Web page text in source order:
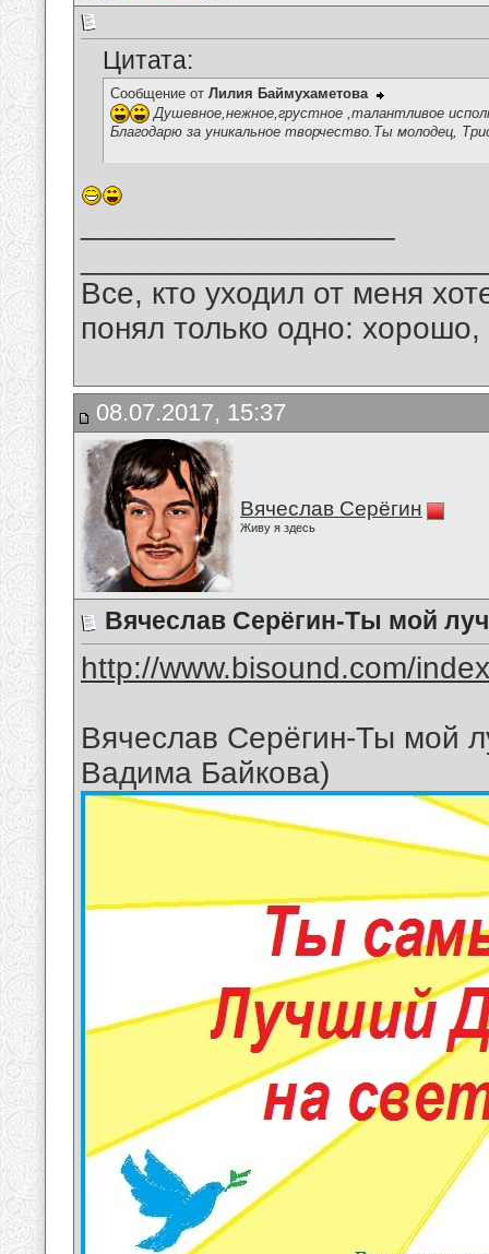
Цитата:
Сообщение от Лилия Баймухаметова
Душевное,нежное,грустное ,талантливое
Благодарю за уникальное творчество.Ты молодец,
Все, кто уходил от меня
понял только одно:
08.07.2017, 15:37
Вячеслав Серёгин
Живу я здесь
Вячеслав Серёгин-Ты мой
http://www.bisound.com/
Вячеслав Серёгин-Ты мой
Вадима Байкова)